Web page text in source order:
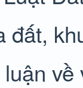
đất,